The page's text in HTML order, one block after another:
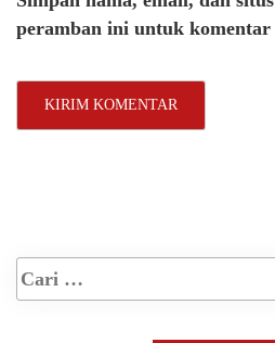
peramban ini untuk komentar